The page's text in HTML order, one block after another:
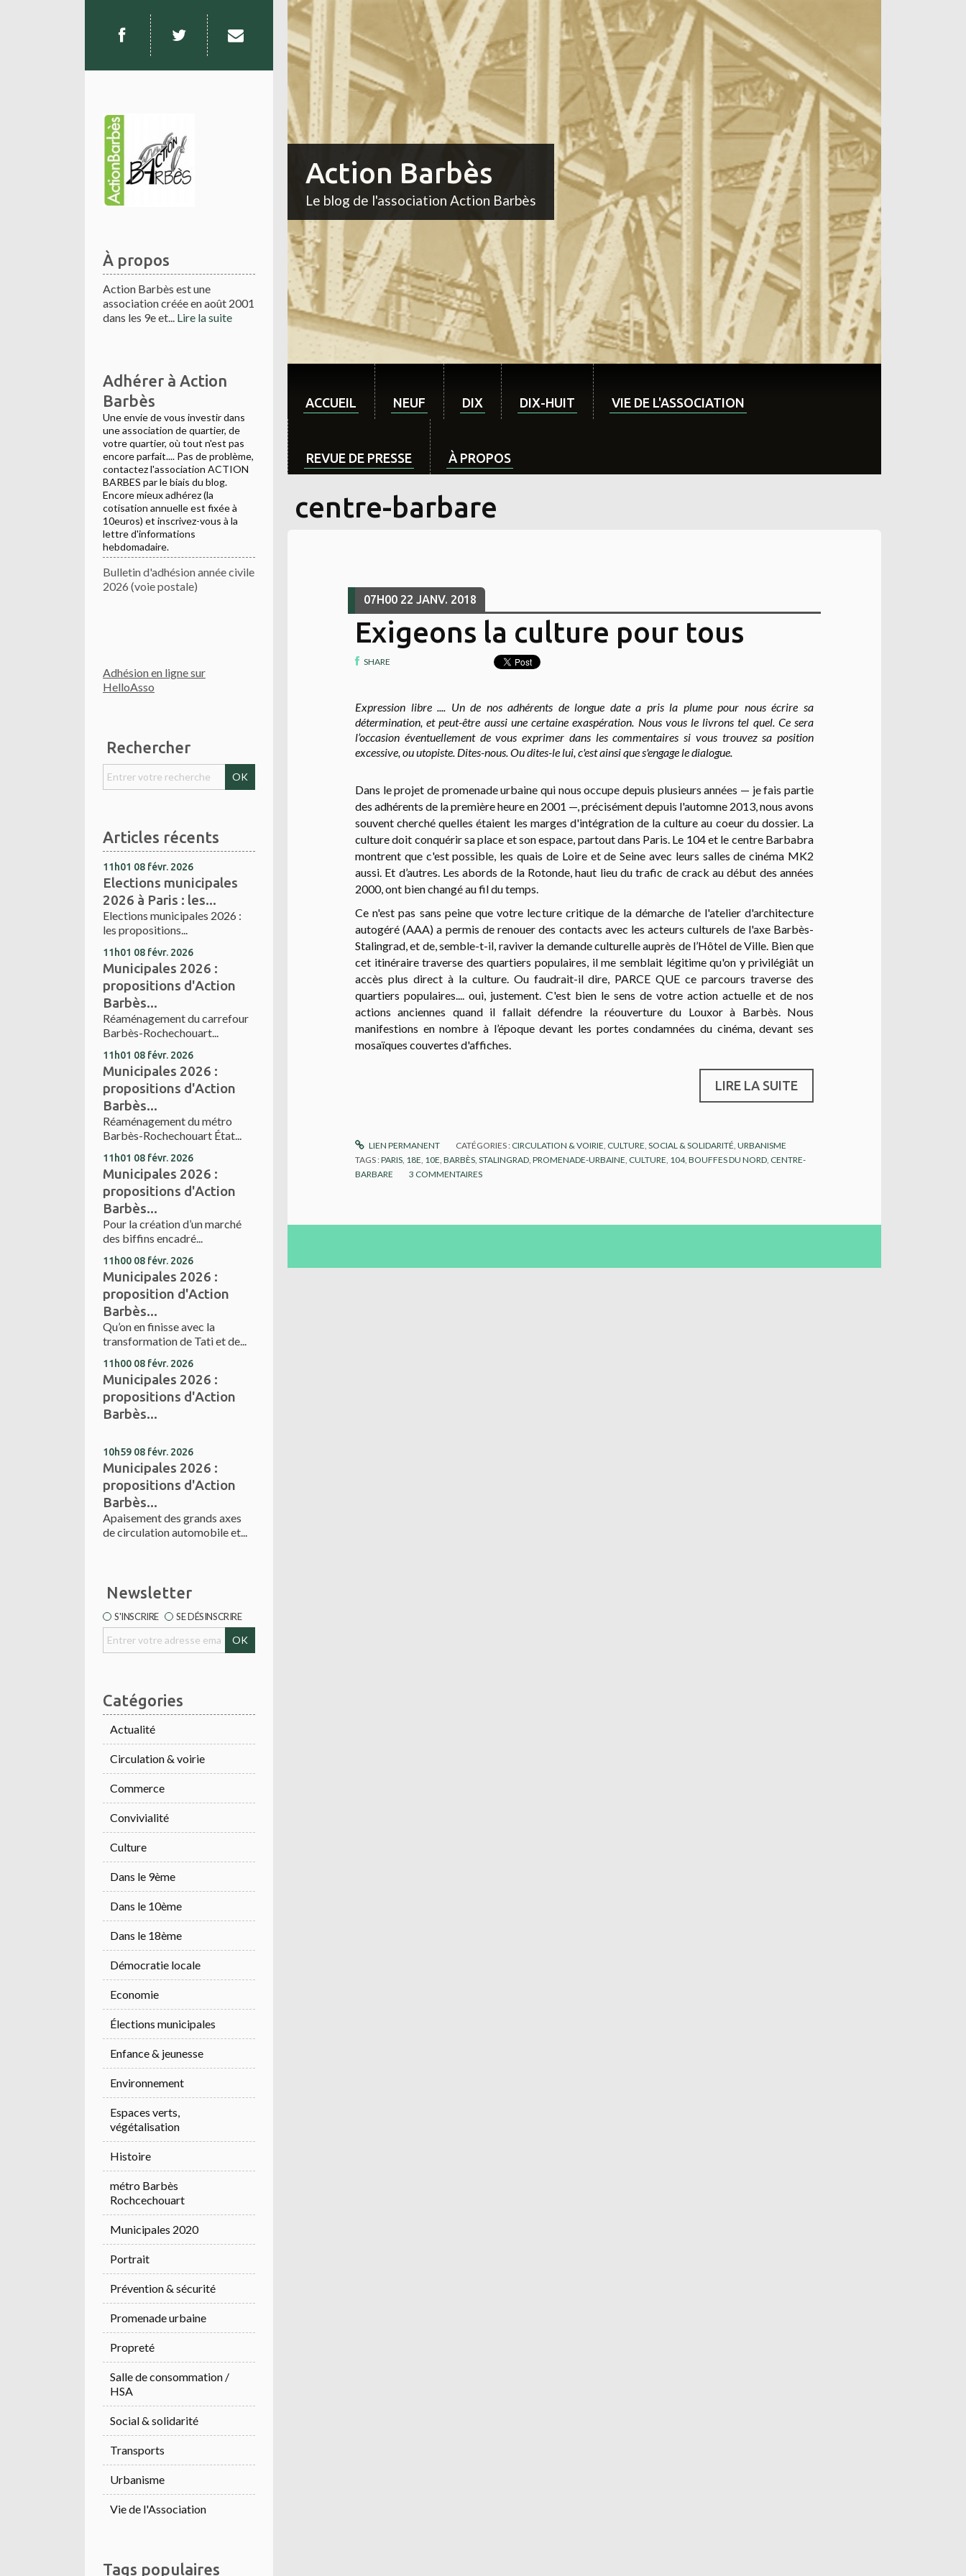
À propos
Action Barbès est une
association créée en août 2001
dans les 9e et... Lire la suite
Adhérer à Action
Barbès
Une envie de vous investir dans
une association de quartier, de
votre quartier, où tout n'est pas
encore parfait.... Pas de problème,
contactez l'association ACTION
BARBES par le biais du blog.
Encore mieux adhérez (la
cotisation annuelle est fixée à
10euros) et inscrivez-vous à la
lettre d'informations
hebdomadaire.
Bulletin d'adhésion année civile
2026 (voie postale)
Adhésion en ligne sur
HelloAsso
Rechercher
Articles récents
11h01 08 févr. 2026
Elections municipales
2026 à Paris : les...
Elections municipales 2026 :
les propositions...
11h01 08 févr. 2026
Municipales 2026 :
propositions d'Action
Barbès...
Réaménagement du carrefour
Barbès-Rochechouart...
11h01 08 févr. 2026
Municipales 2026 :
propositions d'Action
Barbès...
Réaménagement du métro
Barbès-Rochechouart État...
11h01 08 févr. 2026
Municipales 2026 :
propositions d'Action
Barbès...
Pour la création d’un marché
des biffins encadré...
11h00 08 févr. 2026
Municipales 2026 :
proposition d'Action
Barbès...
Qu’on en finisse avec la
transformation de Tati et de...
11h00 08 févr. 2026
Municipales 2026 :
propositions d'Action
Barbès...
10h59 08 févr. 2026
Municipales 2026 :
propositions d'Action
Barbès...
Apaisement des grands axes
de circulation automobile et...
Newsletter
S'INSCRIRE SE DÉSINSCRIRE
Catégories
Actualité
Circulation & voirie
Commerce
Convivialité
Culture
Dans le 9ème
Dans le 10ème
Dans le 18ème
Démocratie locale
Economie
Élections municipales
Enfance & jeunesse
Environnement
Espaces verts,
végétalisation
Histoire
métro Barbès
Rochcechouart
Municipales 2020
Portrait
Prévention & sécurité
Promenade urbaine
Propreté
Salle de consommation /
HSA
Social & solidarité
Transports
Urbanisme
Vie de l'Association
Tags populaires
Action Barbès
Le blog de l'association Action Barbès
ACCUEIL NEUF DIX DIX-HUIT VIE DE L'ASSOCIATION
REVUE DE PRESSE À PROPOS
centre-barbare
07H00 22 JANV. 2018
Exigeons la culture pour tous
SHARE
Expression libre .... Un de nos adhérents de longue date a pris la plume pour nous écrire sa
détermination, et peut-être aussi une certaine exaspération. Nous vous le livrons tel quel. Ce sera
l’occasion éventuellement de vous exprimer dans les commentaires si vous trouvez sa position
excessive, ou utopiste. Dites-nous. Ou dites-le lui, c'est ainsi que s'engage le dialogue.
Dans le projet de promenade urbaine qui nous occupe depuis plusieurs années — je fais partie
des adhérents de la première heure en 2001 —, précisément depuis l'automne 2013, nous avons
souvent cherché quelles étaient les marges d'intégration de la culture au coeur du dossier. La
culture doit conquérir sa place et son espace, partout dans Paris. Le 104 et le centre Barbabra
montrent que c'est possible, les quais de Loire et de Seine avec leurs salles de cinéma MK2
aussi. Et d’autres. Les abords de la Rotonde, haut lieu du trafic de crack au début des années
2000, ont bien changé au fil du temps.
Ce n'est pas sans peine que votre lecture critique de la démarche de l'atelier d'architecture
autogéré (AAA) a permis de renouer des contacts avec les acteurs culturels de l'axe Barbès-
Stalingrad, et de, semble-t-il, raviver la demande culturelle auprès de l’Hôtel de Ville. Bien que
cet itinéraire traverse des quartiers populaires, il me semblait légitime qu'on y privilégiât un
accès plus direct à la culture. Ou faudrait-il dire, PARCE QUE ce parcours traverse des
quartiers populaires.... oui, justement. C'est bien le sens de votre action actuelle et de nos
actions anciennes quand il fallait défendre la réouverture du Louxor à Barbès. Nous
manifestions en nombre à l’époque devant les portes condamnées du cinéma, devant ses
mosaïques couvertes d'affiches.
LIRE LA SUITE
LIEN PERMANENT CATÉGORIES : CIRCULATION & VOIRIE, CULTURE,SOCIAL & SOLIDARITÉ,URBANISME
TAGS :PARIS, 18E, 10E, BARBÈS, STALINGRAD, PROMENADE-URBAINE, CULTURE, 104, BOUFFES DU NORD, CENTRE-
BARBARE
3 COMMENTAIRES